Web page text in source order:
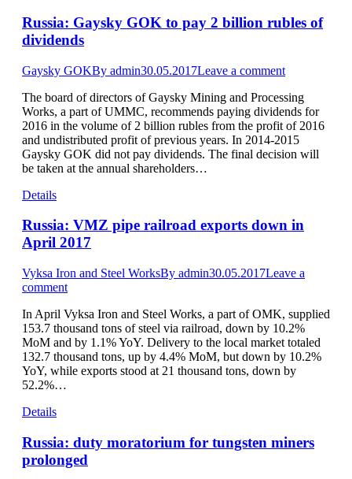
Russia: Gaysky GOK to pay 2 billion rubles of
dividends
Gaysky GOKBy admin30.05.2017Leave a comment
The board of directors of Gaysky Mining and Processing
Works, a part of UMMC, recommends paying dividends for
2016 in the volume of 2 billion rubles from the profit of 2016
and undistributed profit of previous years. In 2014-2015
Gaysky GOK did not pay dividends. The final decision will
be taken at the annual shareholders…
Details
Russia: VMZ pipe railroad exports down in
April 2017
Vyksa Iron and Steel WorksBy admin30.05.2017Leave a
comment
In April Vyksa Iron and Steel Works, a part of OMK, supplied
153.7 thousand tons of steel via railroad, down by 10.2%
MoM and by 1.1% YoY. Delivery to the local market totaled
132.7 thousand tons, up by 4.4% MoM, but down by 10.2%
YoY, while exports stood at 21 thousand tons, down by
52.2%…
Details
Russia: duty moratorium for tungsten miners
prolonged